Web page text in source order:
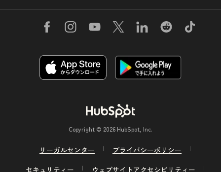
Copyright © 2026 HubSpot, Inc.
リーガルセンター
プライバシーポリシー
セキュリティー
ウェブサイトアクセシビリティー